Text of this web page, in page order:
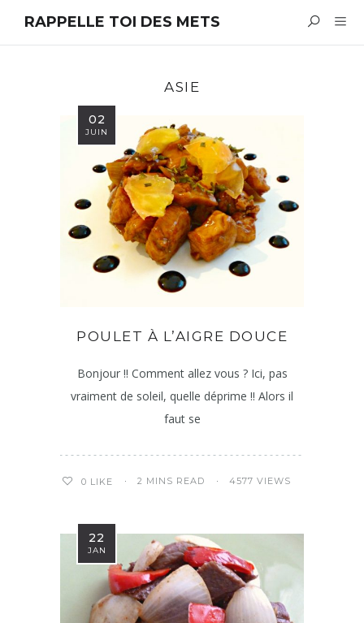
RAPPELLE TOI DES METS
ASIE
02
JUIN
POULET À L’AIGRE DOUCE
Bonjour !! Comment allez vous ? Ici, pas
vraiment de soleil, quelle déprime !! Alors il
faut se
0 LIKE 2 MINS READ 4577 VIEWS
22
JAN